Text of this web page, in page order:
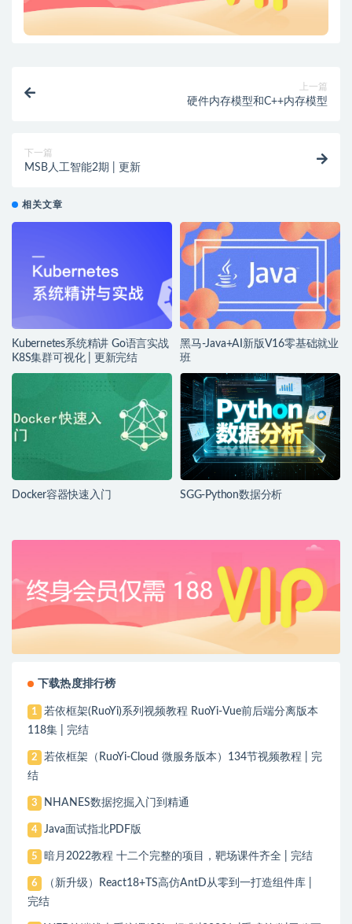
上一篇
硬件内存模型和C++内存模型
下一篇
MSB人工智能2期 | 更新
相关文章
Kubernetes系统精讲 Go语言实战
K8S集群可视化 | 更新完结
黑马-Java+AI新版V16零基础就业
班
Docker容器快速入门 SGG-Python数据分析
下载热度排行榜
1
若依框架(RuoYi)系列视频教程 RuoYi-Vue前后端分离版本
118集 | 完结
2
若依框架（RuoYi-Cloud 微服务版本）134节视频教程 | 完
结
3 NHANES数据挖掘入门到精通
4 Java面试指北PDF版
5 暗月2022教程 十二个完整的项目，靶场课件齐全 | 完结
6
（新升级）React18+TS高仿AntD从零到一打造组件库 |
完结